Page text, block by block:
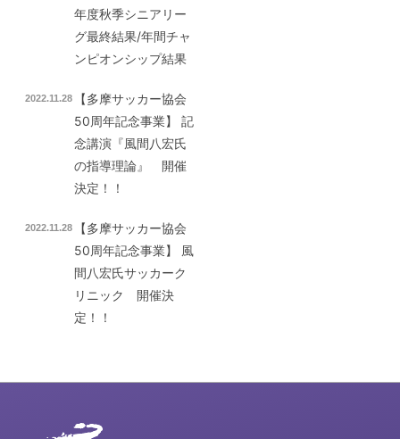
年度秋季シニアリー
グ最終結果/年間チャ
ンピオンシップ結果
【多摩サッカー協会
50周年記念事業】 記
念講演『風間八宏氏
の指導理論』 開催
決定！！
2022.11.28
【多摩サッカー協会
50周年記念事業】 風
間八宏氏サッカーク
リニック 開催決
定！！
2022.11.28